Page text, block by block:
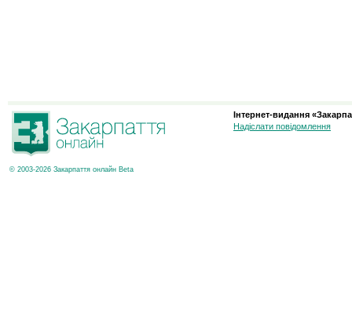
© 2003-2026 Закарпаття онлайн Beta
Інтернет-видання
Надіслати повідомлення